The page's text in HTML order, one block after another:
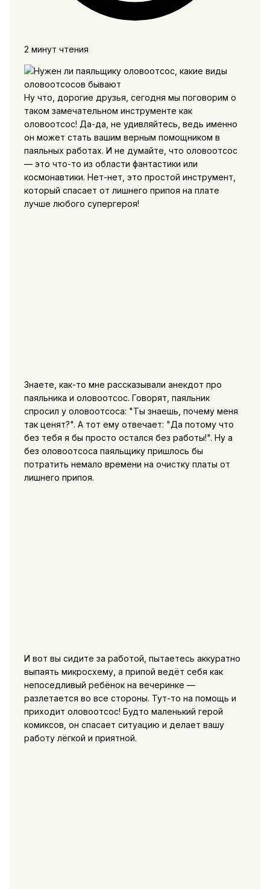
2 минут чтения
Ну что, дорогие друзья, сегодня мы поговорим о
таком замечательном инструменте как
оловоотсос! Да-да, не удивляйтесь, ведь именно
он может стать вашим верным помощником в
паяльных работах. И не думайте, что оловоотсос
— это что-то из области фантастики или
космонавтики. Нет-нет, это простой инструмент,
который спасает от лишнего припоя на плате
лучше любого супергероя!
Знаете, как-то мне рассказывали анекдот про
паяльника и оловоотсос. Говорят, паяльник
спросил у оловоотсоса: "Ты знаешь, почему меня
так ценят?". А тот ему отвечает: "Да потому что
без тебя я бы просто остался без работы!". Ну а
без оловоотсоса паяльщику пришлось бы
потратить немало времени на очистку платы от
лишнего припоя.
И вот вы сидите за работой, пытаетесь аккуратно
выпаять микросхему, а припой ведёт себя как
непоседливый ребёнок на вечеринке —
разлетается во все стороны. Тут-то на помощь и
приходит оловоотсос! Будто маленький герой
комиксов, он спасает ситуацию и делает вашу
работу лёгкой и приятной.